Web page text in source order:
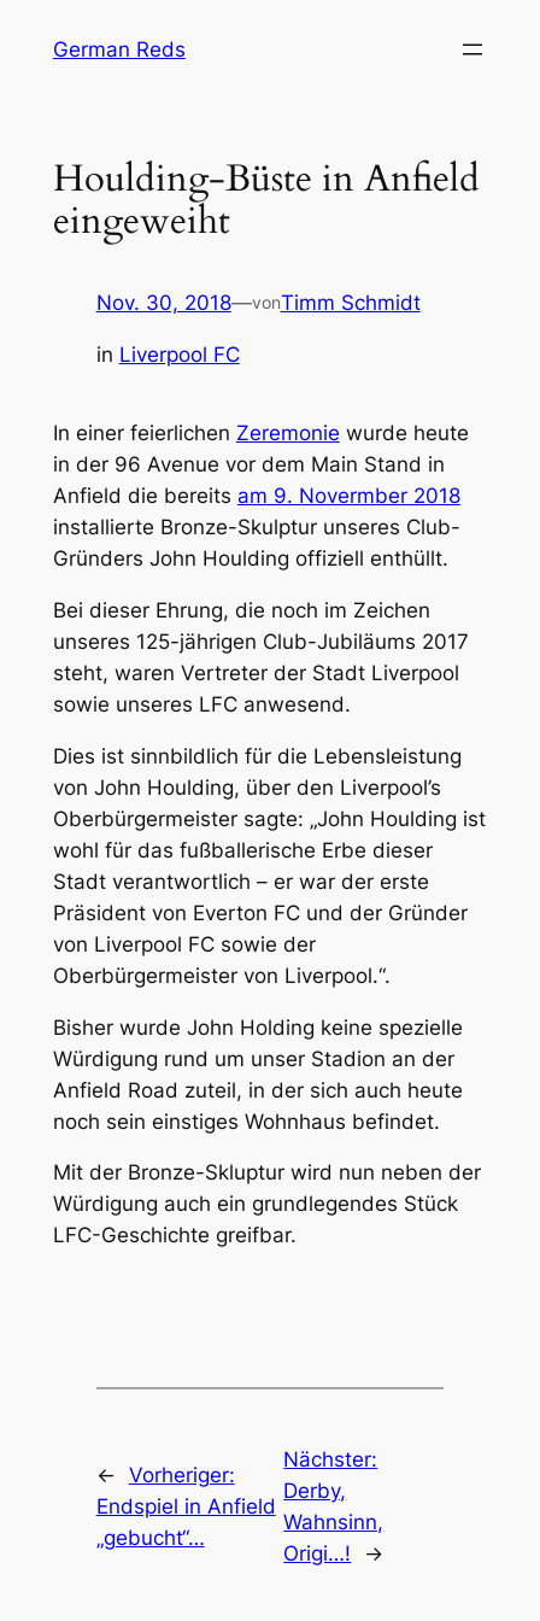
InhaltGerman Reds
Houlding-Büste in Anfield
eingeweiht
Nov. 30, 2018—vonTimm Schmidt
in Liverpool FC
In einer feierlichen Zeremonie wurde heute
in der 96 Avenue vor dem Main Stand in
Anfield die bereits am 9. Novermber 2018
installierte Bronze-Skulptur unseres Club-
Gründers John Houlding offiziell enthüllt.
Bei dieser Ehrung, die noch im Zeichen
unseres 125-jährigen Club-Jubiläums 2017
steht, waren Vertreter der Stadt Liverpool
sowie unseres LFC anwesend.
Dies ist sinnbildlich für die Lebensleistung
von John Houlding, über den Liverpool’s
Oberbürgermeister sagte: „John Houlding ist
wohl für das fußballerische Erbe dieser
Stadt verantwortlich – er war der erste
Präsident von Everton FC und der Gründer
von Liverpool FC sowie der
Oberbürgermeister von Liverpool.“.
Bisher wurde John Holding keine spezielle
Würdigung rund um unser Stadion an der
Anfield Road zuteil, in der sich auch heute
noch sein einstiges Wohnhaus befindet.
Mit der Bronze-Skluptur wird nun neben der
Würdigung auch ein grundlegendes Stück
LFC-Geschichte greifbar.
← Vorheriger:
Endspiel in Anfield
„gebucht“…
Nächster:
Derby,
Wahnsinn,
Origi…!
→